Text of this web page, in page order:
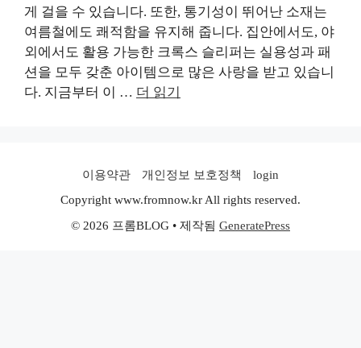
게 걸을 수 있습니다. 또한, 통기성이 뛰어난 소재는
여름철에도 쾌적함을 유지해 줍니다. 집안에서도, 야
외에서도 활용 가능한 크록스 슬리퍼는 실용성과 패
션을 모두 갖춘 아이템으로 많은 사랑을 받고 있습니
다. 지금부터 이 … 더 읽기
이용약관 개인정보 보호정책
login
Copyright www.fromnow.kr All rights reserved.
© 2026 프롬BLOG • 제작됨 GeneratePress